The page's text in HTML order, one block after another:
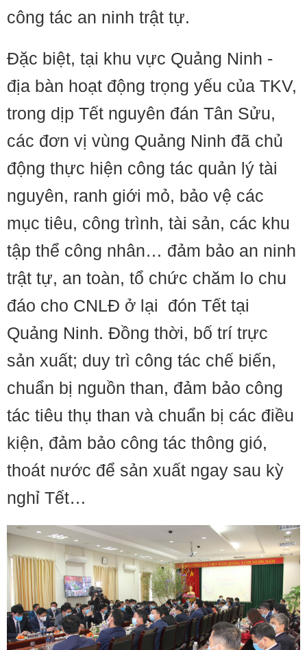
công tác an ninh trật tự.
Đặc biệt, tại khu vực Quảng Ninh -
địa bàn hoạt động trọng yếu của TKV,
trong dịp Tết nguyên đán Tân Sửu,
các đơn vị vùng Quảng Ninh đã chủ
động thực hiện công tác quản lý tài
nguyên, ranh giới mỏ, bảo vệ các
mục tiêu, công trình, tài sản, các khu
tập thể công nhân… đảm bảo an ninh
trật tự, an toàn, tổ chức chăm lo chu
đáo cho CNLĐ ở lại đón Tết tại
Quảng Ninh. Đồng thời, bố trí trực
sản xuất; duy trì công tác chế biến,
chuẩn bị nguồn than, đảm bảo công
tác tiêu thụ than và chuẩn bị các điều
kiện, đảm bảo công tác thông gió,
thoát nước để sản xuất ngay sau kỳ
nghỉ Tết…